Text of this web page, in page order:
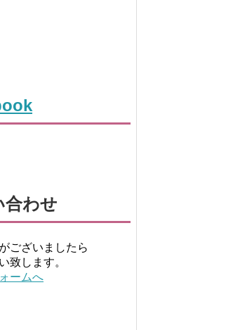
合わせ
ございましたら
致します。
ームへ